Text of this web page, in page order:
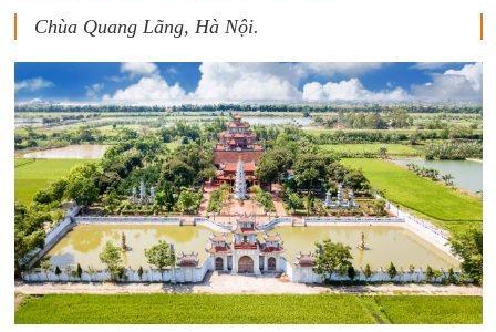
Chùa Quang Lãng, Hà Nội.